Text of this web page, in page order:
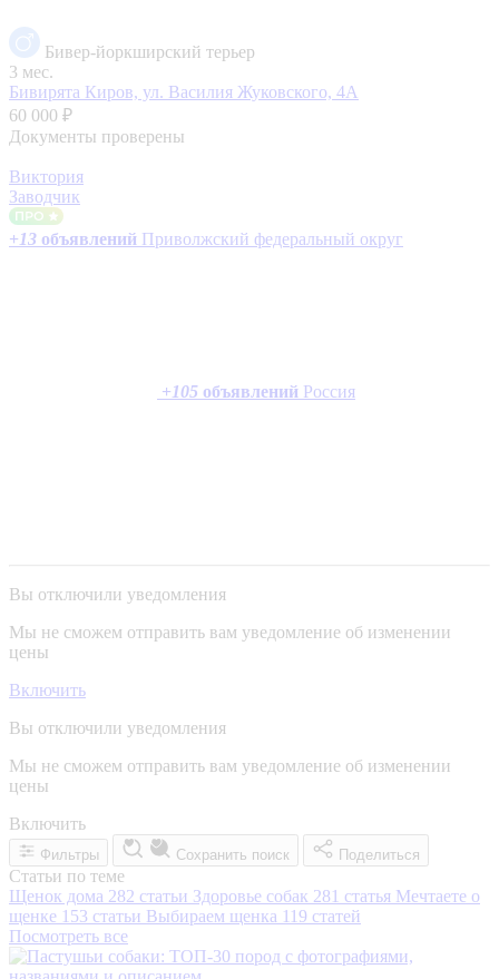
Бивер-йоркширский терьер
3 мес.
Бивирята Киров, ул. Василия Жуковского, 4А
60 000 ₽
Документы проверены
Виктория
Заводчик
+13 объявлений Приволжский федеральный округ
+105 объявлений Россия
Вы отключили уведомления
Мы не сможем отправить вам уведомление об изменении
цены
Включить
Вы отключили уведомления
Мы не сможем отправить вам уведомление об изменении
цены
Включить
Фильтры Сохранить поиск Поделиться
Статьи по теме
Щенок дома 282 статьи Здоровье собак 281 статья Мечтаете о
щенке 153 статьи Выбираем щенка 119 статей
Посмотреть все